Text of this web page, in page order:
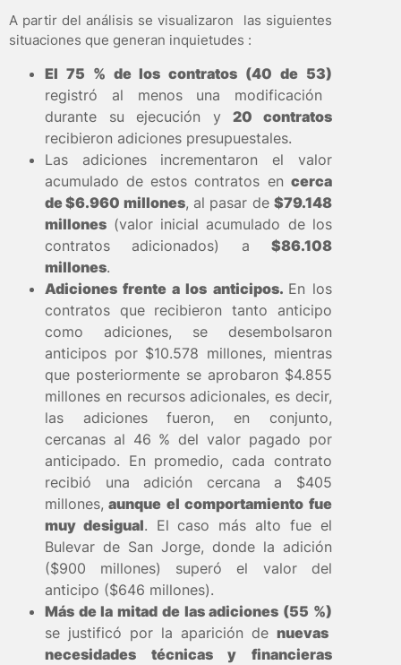
A partir del análisis se visualizaron las siguientes
situaciones que generan inquietudes :
El 75 % de los contratos (40 de 53)
registró al menos una modificación
durante su ejecución y20 contratos
recibieron adiciones presupuestales.
Las adiciones incrementaron el valor
acumulado de estos contratos en cerca
de $6.960 millones, al pasar de $79.148
millones (valor inicial acumulado de los
contratos adicionados) a $86.108
millones.
Adiciones frente a los anticipos. En los
contratos que recibieron tanto anticipo
como adiciones, se desembolsaron
anticipos por $10.578 millones, mientras
que posteriormente se aprobaron $4.855
millones en recursos adicionales, es decir,
las adiciones fueron, en conjunto,
cercanas al 46 % del valor pagado por
anticipado. En promedio, cada contrato
recibió una adición cercana a $405
millones, aunque el comportamiento fue
muy desigual. El caso más alto fue el
Bulevar de San Jorge, donde la adición
($900 millones) superó el valor del
anticipo ($646 millones).
Más de la mitad de las adiciones (55 %)
se justificó por la aparición de nuevas
necesidades técnicas y financieras